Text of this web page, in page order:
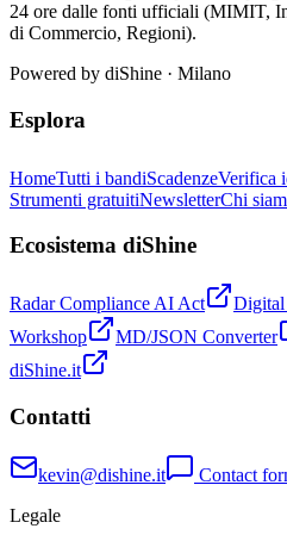
24 ore dalle fonti ufficiali (MIMIT,
di Commercio, Regioni).
Powered by diShine · Milano
Esplora
HomeTutti i bandiScadenzeVerifica
Strumenti gratuitiNewsletterChi
Ecosistema diShine
Radar Compliance AI Act Digital
Workshop
MD/JSON Converter
diShine.it
Contatti
kevin@dishine.it
Contact
Legale